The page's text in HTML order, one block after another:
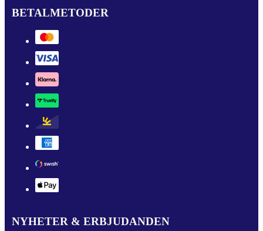
BETALMETODER
NYHETER & ERBJUDANDEN